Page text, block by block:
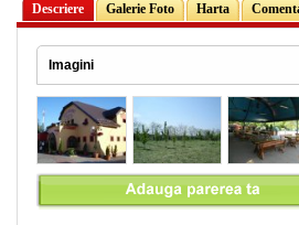
Descriere Galerie Foto Harta
Imagini